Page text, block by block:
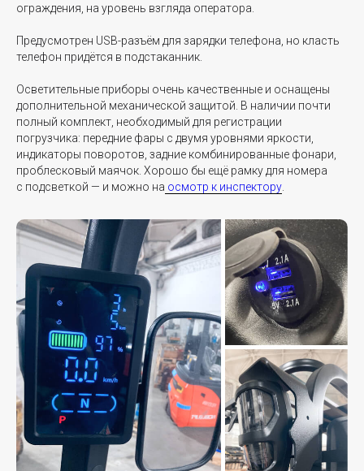
ограждения, на уровень взгляда оператора.
Предусмотрен USB-разъём для зарядки телефона, но класть
телефон придётся в подстаканник.
Осветительные приборы очень качественные и оснащены
дополнительной механической защитой. В наличии почти
полный комплект, необходимый для регистрации
погрузчика: передние фары с двумя уровнями яркости,
индикаторы поворотов, задние комбинированные фонари,
проблесковый маячок. Хорошо бы ещё рамку для номера
с подсветкой — и можно на осмотр к инспектору